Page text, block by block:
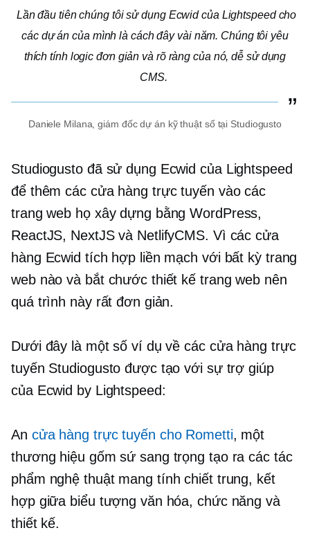
Lần đầu tiên chúng tôi sử dụng Ecwid của Lightspeed cho
các dự án của mình là cách đây vài năm. Chúng tôi yêu
thích tính logic đơn giản và rõ ràng của nó,dễ sử dụng
CMS.
Daniele Milana, giám đốc dự án kỹ thuật số tại Studiogusto
Studiogusto đã sử dụng Ecwid của Lightspeed
để thêm các cửa hàng trực tuyến vào các
trang web họ xây dựng bằng WordPress,
ReactJS, NextJS và NetlifyCMS. Vì các cửa
hàng Ecwid tích hợp liền mạch với bất kỳ trang
web nào và bắt chước thiết kế trang web nên
quá trình này rất đơn giản.
Dưới đây là một số ví dụ về các cửa hàng trực
tuyến Studiogusto được tạo với sự trợ giúp
của Ecwid by Lightspeed:
An cửa hàng trực tuyến cho Rometti, một
thương hiệu gốm sứ sang trọng tạo ra các tác
phẩm nghệ thuật mang tính chiết trung, kết
hợp giữa biểu tượng văn hóa, chức năng và
thiết kế.